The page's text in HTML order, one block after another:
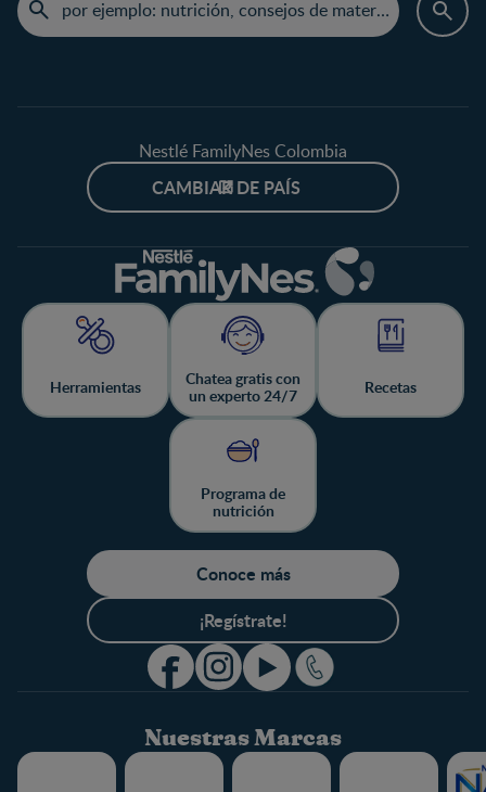
Nestlé FamilyNes Colombia
CAMBIAR DE PAÍS
Herramientas
Chatea gratis con
un experto 24/7
Recetas
Programa de
nutrición
Conoce más
¡Regístrate!
Nuestras Marcas